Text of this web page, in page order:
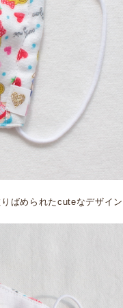
ばめられたcuteなデザイ